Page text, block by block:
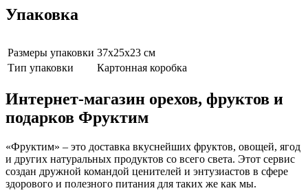
Упаковка
Размеры упаковки 37х25х23 см
Тип упаковки
Картонная коробка
Интернет-магазин орехов, фруктов и
подарков Фруктим
«Фруктим» – это доставка вкуснейших фруктов, овощей, ягод
и других натуральных продуктов со всего света. Этот сервис
создан дружной командой ценителей и энтузиастов в сфере
здорового и полезного питания для таких же как мы.